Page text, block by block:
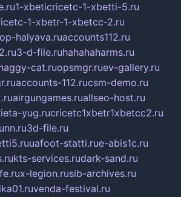
1-xbeticricetc-1-xbetti-5.ru
1-xbetr-1-xbetcc-2.ru
halyava.ruaccounts112.ru
3-d-file.ruhahahaharms.ru
cat.ruopsmgr.ruev-gallery.ru
accounts-112.rucsm-demo.ru
airgungames.ruallseo-host.ru
yug.rucricetc1xbetr1xbetcc2.ru
3d-file.ru
uafoot-statti.rue-abis1c.ru
kts-services.rudark-sand.ru
x-legion.rusib-archives.ru
venda-festival.ru